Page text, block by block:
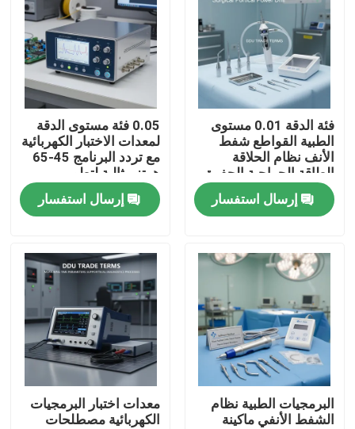
المنتجات
فيديوهات
معلومات عنا
جولة في المعمل
رقابة جودة
اتصل بنا
اطلب اقتباس
معدات الاختبار الكهربائية
معدات اختبار الحريق
فئة الدقة 0.01 مستوى
الطبية القواطع شفط
الأنف نظام الحلاقة
الطاقة الجراحية الحفرة
DDU شروط التجارة
المعدات الجراحية
إرسال استفسار
0.05 فئة مستوى الدقة
لمعدات الاختبار الكهربائية
مع تردد البرنامج 45-65
هرتز مثالية لتطوير
الأبحاث الكهربائية
والتحكم فيهاإرسال استفسار
البرمجيات الطبية نظام
الشفط الأنفي ماكينة
معدات اختبار البرمجيات
الكهربائية مصطلحات